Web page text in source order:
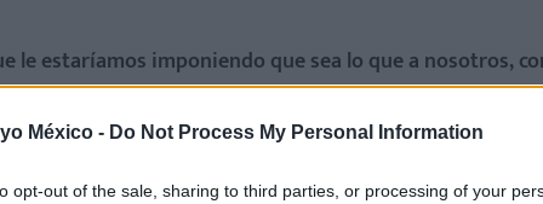
México - Do Not Process My Personal Information
opt-out of the sale, sharing to third parties, or processing of your
le estaríamos imponiendo que sea lo que a nosotros,
a sus padres para que entiendan y comprendan que
para satisfacerlas. En este caso, el apego sí es saludable